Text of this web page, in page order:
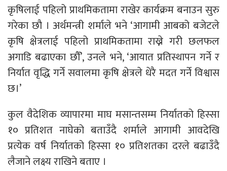
कृषिलाई पहिलो प्राथमिकतामा राखेर कार्यक्रम बनाउन सुरु
गरेका छौ । अर्थमन्त्री शर्माले भने ‘आगामी आबको बजेटले
कृषि क्षेत्रलाई पहिलो प्राथमिकतामा राख्ने गरी छलफल
अगाडि बढाएका छौँ’, उनले भने, ‘आयात प्रतिस्थापन गर्ने र
निर्यात वृद्धि गर्ने सवालमा कृषि क्षेत्रले धेरै मदत गर्ने विश्वास
छ।’
कुल वैदेशिक व्यापारमा माघ मसान्तसम्म निर्यातको हिस्सा
१० प्रतिशत नाघेको बताउँदै शर्माले आगामी आवदेखि
प्रत्येक वर्ष निर्यातको हिस्सा १० प्रतिशतका दरले बढाउँदै
लैजाने लक्ष्य राखिने बताए ।